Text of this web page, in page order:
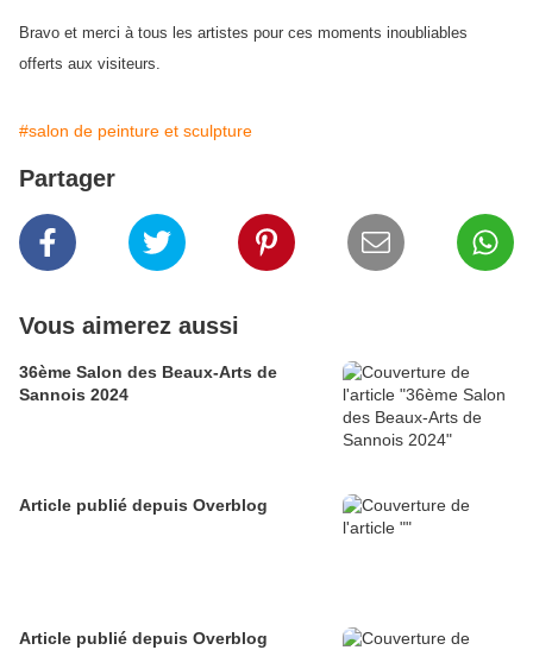
Bravo et merci à tous les artistes pour ces moments inoubliables
offerts aux visiteurs.
#salon de peinture et sculpture
Partager
Vous aimerez aussi
36ème Salon des Beaux-Arts de
Sannois 2024
Article publié depuis Overblog
Article publié depuis Overblog